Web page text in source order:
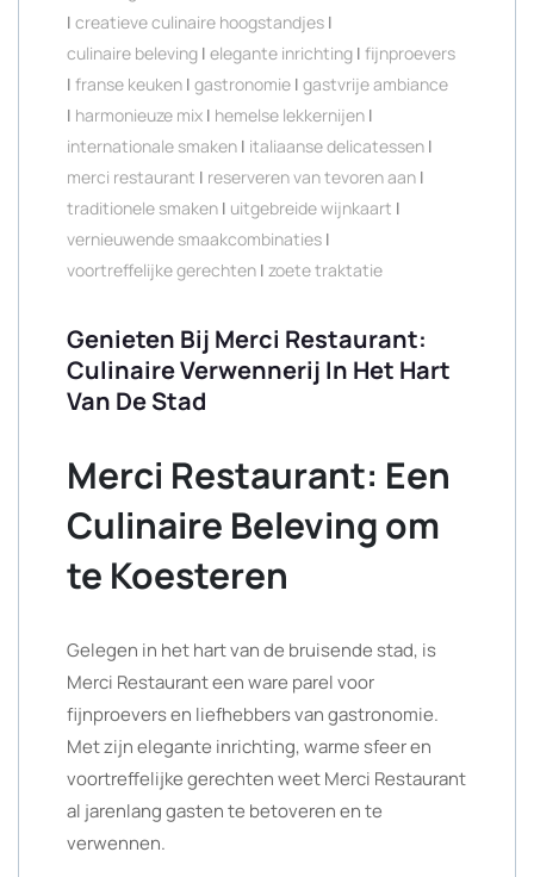
| creatieve culinaire hoogstandjes |
culinaire beleving | elegante inrichting | fijnproevers
| franse keuken | gastronomie | gastvrije ambiance
| harmonieuze mix | hemelse lekkernijen |
internationale smaken | italiaanse delicatessen |
merci restaurant | reserveren van tevoren aan |
traditionele smaken | uitgebreide wijnkaart |
vernieuwende smaakcombinaties |
voortreffelijke gerechten | zoete traktatie
Genieten Bij Merci Restaurant:
Culinaire Verwennerij In Het Hart
Van De Stad
Merci Restaurant: Een
Culinaire Beleving om
te Koesteren
Gelegen in het hart van de bruisende stad, is
Merci Restaurant een ware parel voor
fijnproevers en liefhebbers van gastronomie.
Met zijn elegante inrichting, warme sfeer en
voortreffelijke gerechten weet Merci Restaurant
al jarenlang gasten te betoveren en te
verwennen.